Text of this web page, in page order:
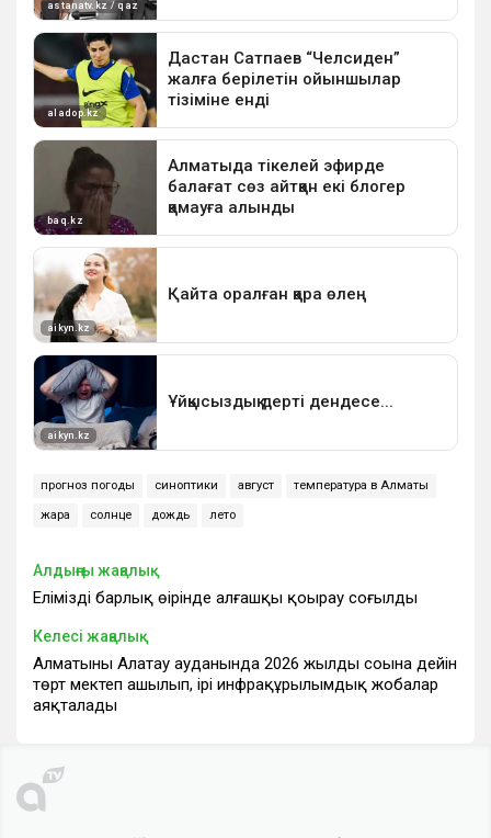
прогноз погоды синоптики август температура в Алматы
жара солнце дождь лето
Алдыңғы жаңалық
Еліміздің барлық өңірінде алғашқы қоңырау соғылды
Келесі жаңалық
Алматының Алатау ауданында 2026 жылдың соңына дейін
төрт мектеп ашылып, ірі инфрақұрылымдық жобалар
аяқталады